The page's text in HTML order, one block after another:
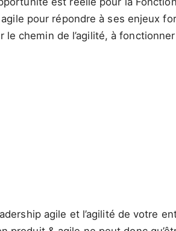
pour répondre à ses enjeux
chemin de l’agilité, à
agile et l’agilité de votre